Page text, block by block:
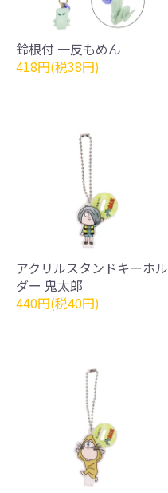
鈴根付 一反もめん
418円(税38円)
アクリルスタンドキーホル
ダー 鬼太郎
440円(税40円)